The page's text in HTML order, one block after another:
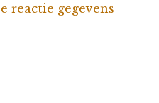
reactie gegevens